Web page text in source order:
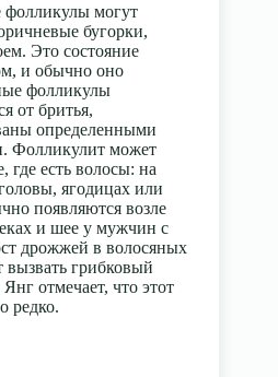
фолликулы могут
бугорки,
Это состояние
и обычно оно
фолликулы
от бритья,
определенными
Фолликулит может
где есть волосы: на
ягодицах или
появляются возле
и шее у мужчин с
дрожжей в волосяных
грибковый
отмечает, что этот
редко.